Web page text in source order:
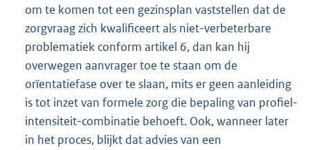
om te komen tot een gezinsplan vaststellen dat de
zorgvraag zich kwalificeert als niet-verbeterbare
problematiek conform artikel 6, dan kan hij
overwegen aanvrager toe te staan om de
orïentatiefase over te slaan, mits er geen aanleiding
is tot inzet van formele zorg die bepaling van profiel-
intensiteit-combinatie behoeft. Ook, wanneer later
in het proces, blijkt dat advies van een